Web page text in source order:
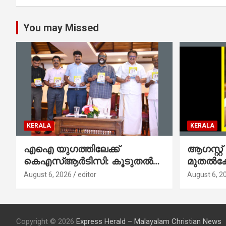
You may Missed
KERALA
എഐ യുഗത്തിലേക്ക്
കെഎസ്ആർടിസി: കൂടുതൽ
ഡിജിറ്റൽ സേവനങ്ങൾ
August 6, 2026 editor
KERALA
ആഗസ്റ്റ്
August 6,
Copyright © 2026 Express Herald – Malayalam Christian News